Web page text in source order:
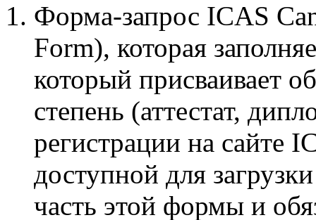
Форма-запрос ICAS
Form), которая
который присваивает
степень (аттестат,
регистрации на сайте
доступной для
часть этой формы и